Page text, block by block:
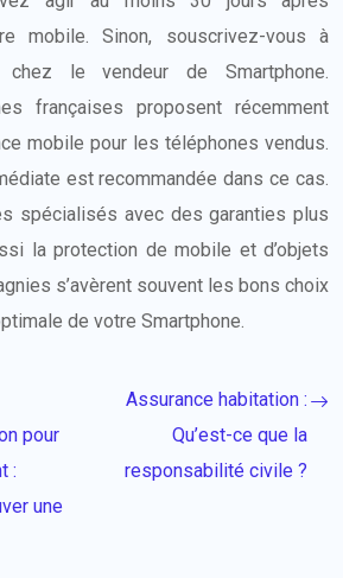
mobile. Sinon, souscrivez-vous à
chez le vendeur de Smartphone.
françaises proposent récemment
mobile pour les téléphones vendus.
est recommandée dans ce cas.
spécialisés avec des garanties plus
la protection de mobile et d’objets
s’avèrent souvent les bons choix
de votre Smartphone.
pour
:
une
Assurance habitation :
Qu’est-ce que la
responsabilité civile ?